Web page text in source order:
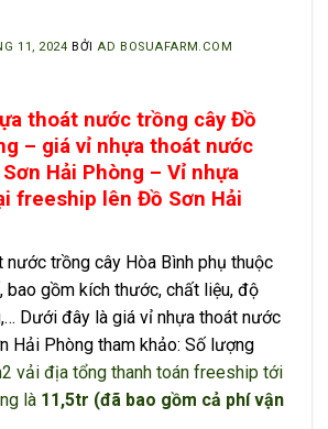
11, 2024 BỞI AD BOSUAFARM.COM
thoát nước trồng cây Đồ
– giá vỉ nhựa thoát nước
Hải Phòng – Vỉ nhựa
freeship lên Đồ Sơn Hải
nước trồng cây Hòa Bình phụ thuộc
bao gồm kích thước, chất liệu, độ
Dưới đây là giá vỉ nhựa thoát nước
Hải Phòng tham khảo: Số lượng
vải địa tổng thanh toán freeship tới
là 11,5tr (đã bao gồm cả phí vận